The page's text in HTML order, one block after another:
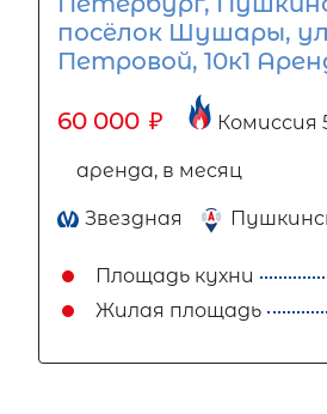
посёлок Шушары,
Петровой, 10к1
60 000 ₽ Комиссия
аренда, в месяц
Звездная
Площадь кухни
Жилая площадь